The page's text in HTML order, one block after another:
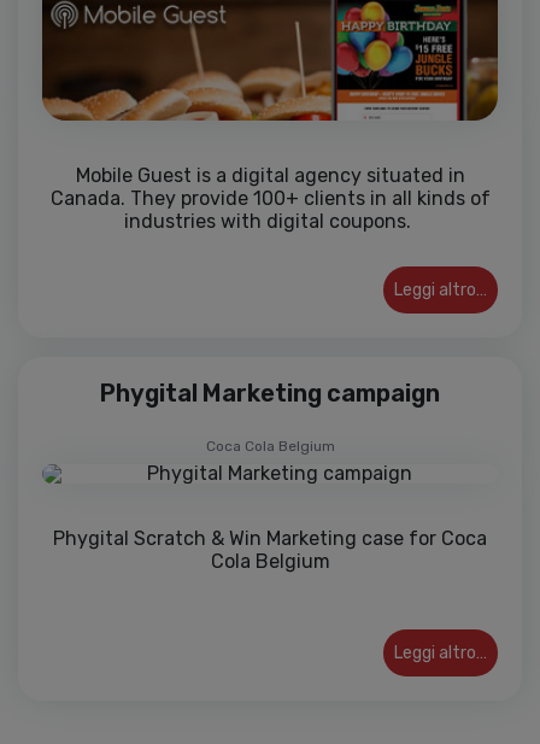
Mobile Guest is a digital agency situated in
Canada. They provide 100+ clients in all kinds of
industries with digital coupons.
Leggi altro…
Phygital Marketing campaign
Coca Cola Belgium
Phygital Scratch & Win Marketing case for Coca
Cola Belgium
Leggi altro…